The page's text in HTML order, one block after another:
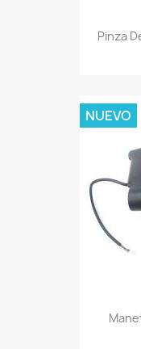
Pinza
NUEVO